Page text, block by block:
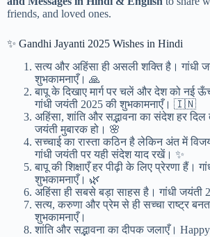
friends, and loved ones.
✨ Gandhi Jayanti 2025 Wishes in Hindi
सत्य और अहिंसा ही असली शक्ति है। गांधी
शुभकामनाएँ। 🙏
बापू के दिखाए मार्ग पर चलें और देश को नई
गांधी जयंती 2025 की शुभकामनाएँ। 🇮🇳
अहिंसा, शांति और सद्भावना का संदेश हर
जयंती मुबारक हो। 🌸
सच्चाई का रास्ता कठिन है लेकिन अंत में
गांधी जयंती पर यही संदेश याद रखें। ✨
बापू की शिक्षाएँ हर पीढ़ी के लिए प्रेरणा हैं।
शुभकामनाएँ। 🌿
अहिंसा ही सबसे बड़ा साहस है। गांधी जयंती
सत्य, करुणा और प्रेम से ही सच्चा राष्ट्र
शुभकामनाएँ।
शांति और सद्भावना का दीपक जलाएँ।